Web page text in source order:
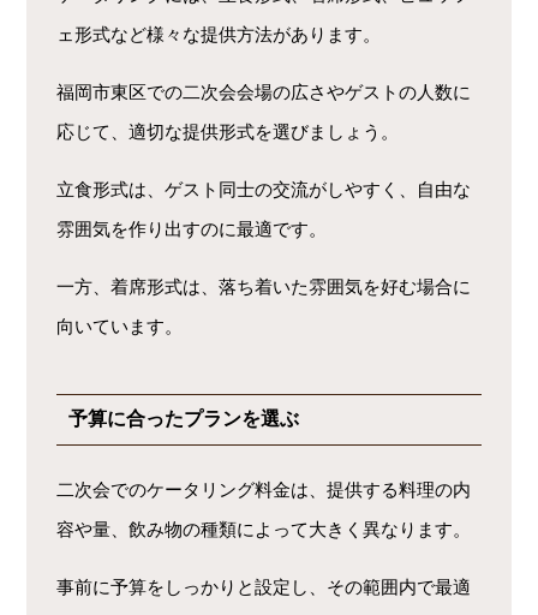
ェ形式など様々な提供方法があります。
福岡市東区での二次会会場の広さやゲストの人数に
応じて、適切な提供形式を選びましょう。
立食形式は、ゲスト同士の交流がしやすく、自由な
雰囲気を作り出すのに最適です。
一方、着席形式は、落ち着いた雰囲気を好む場合に
向いています。
予算に合ったプランを選ぶ
二次会でのケータリング料金は、提供する料理の内
容や量、飲み物の種類によって大きく異なります。
事前に予算をしっかりと設定し、その範囲内で最適